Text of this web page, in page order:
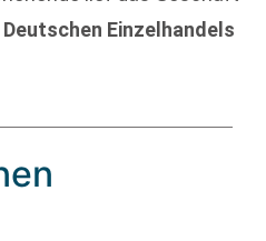
Einzelhandels